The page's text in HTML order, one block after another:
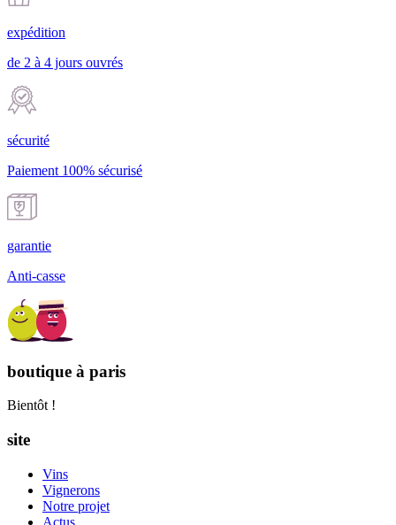
expédition
de 2 à 4 jours ouvrés
sécurité
Paiement 100% sécurisé
garantie
Anti-casse
boutique à paris
Bientôt !
site
Vins
Vignerons
Notre projet
Actus